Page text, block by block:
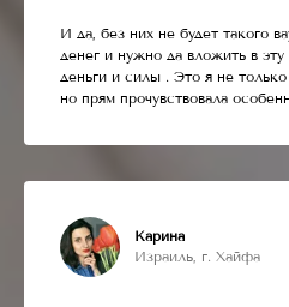
И да, без них не будет такого
денег и нужно да вложить в
деньги и силы . Это я не
но прям прочувствовала
Карина
Израиль, г. Хайфа